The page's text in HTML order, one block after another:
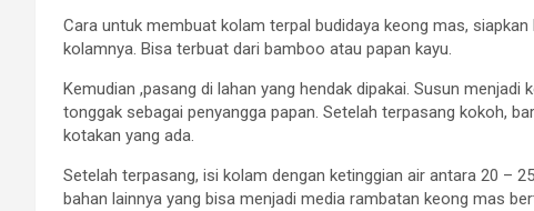
Cara untuk membuat kolam terpal budidaya keong mas,
kolamnya. Bisa terbuat dari bamboo atau papan kayu.
Kemudian ,pasang di lahan yang hendak dipakai. Susun
tonggak sebagai penyangga papan. Setelah terpasang kokoh,
kotakan yang ada.
Setelah terpasang, isi kolam dengan ketinggian air antara 20 –
bahan lainnya yang bisa menjadi media rambatan keong mas